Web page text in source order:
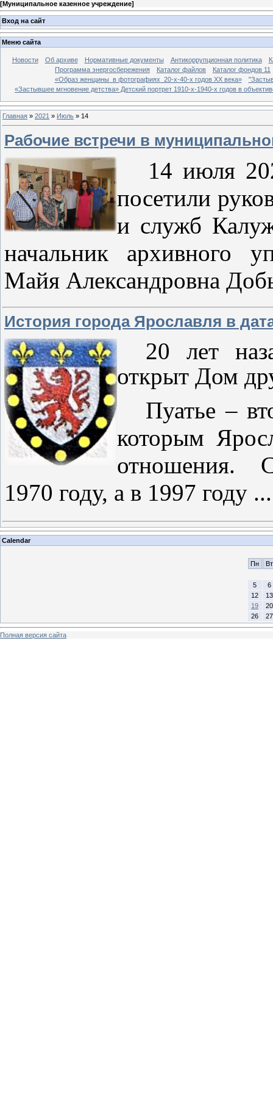
[Муниципальное казенное учреждение]
Вход на сайт
Меню сайта
Новости Об архиве Нормативные документы Антикоррупционная политика
Программа энергосбережения
Каталог файлов
Каталог фондов 11
«Образ женщины в фотографиях 20-х-40-х годов ХХ века»
«Застывшее мгновение детства» Детский портрет 1910-х-1940-х годов в
Главная » 2021 » Июль » 14
Рабочие встречи в
14 июля
посетили
и служб
начальник архивного
Майя Александровна
История города Ярославля в
20 лет
открыт Дом
Пуатье –
которым
отношения.
1970 году, а в 1997 году
Calendar
Пн Вт
5
6
12
13
19
20
26
27
Полная версия сайта